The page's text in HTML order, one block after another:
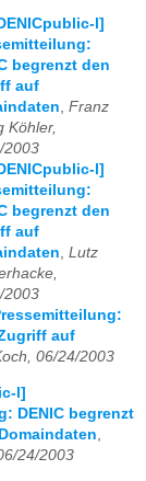
l]
begrenzt den
auf
, Franz
Köhler,
2003
l]
begrenzt den
auf
, Lutz
2003
auf
06/24/2003
l]
DENIC begrenzt
24/2003